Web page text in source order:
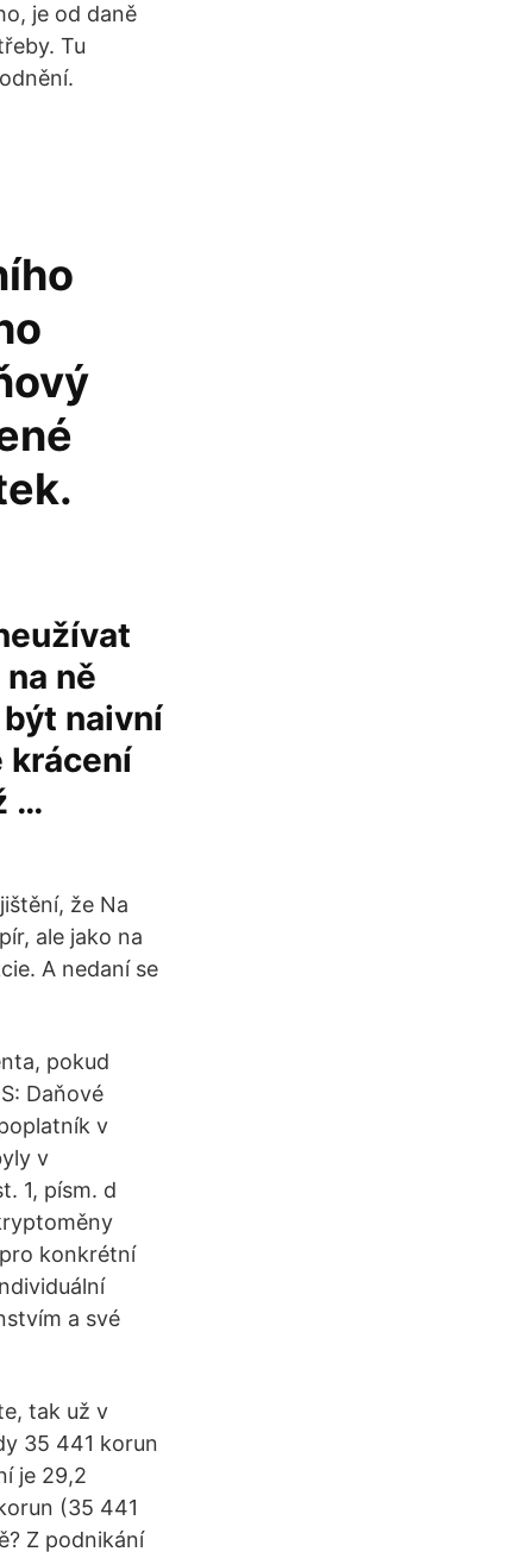
je od daně
Tu
ně
naivní
krácení
…
že Na
ale jako na
A nedaní se
pokud
Daňové
v
v
1, písm. d
konkrétní
a své
tak už v
35 441 korun
je 29,2
(35 441
Z podnikání